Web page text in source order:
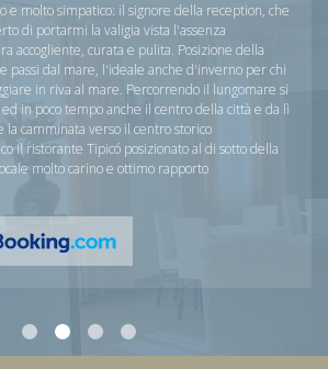
e molto simpatico: il signore della reception, che
di portarmi la valigia vista l'assenza
accogliente, curata e pulita. Posizione della
passi dal mare, l'ideale anche d'inverno per chi
in riva al mare. Percorrendo il lungomare si
in poco tempo anche il centro della città e da lì
la camminata verso il centro storico
il ristorante Tipicó posizionato al di sotto della
molto carino e ottimo rapporto